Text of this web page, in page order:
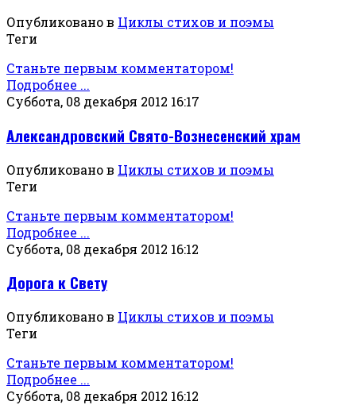
Опубликовано в Циклы стихов и поэмы
Теги
Станьте первым комментатором!
Подробнее ...
Суббота, 08 декабря 2012 16:17
Александровский Свято-Вознесенский храм
Опубликовано в Циклы стихов и поэмы
Теги
Станьте первым комментатором!
Подробнее ...
Суббота, 08 декабря 2012 16:12
Дорога к Свету
Опубликовано в Циклы стихов и поэмы
Теги
Станьте первым комментатором!
Подробнее ...
Суббота, 08 декабря 2012 16:12